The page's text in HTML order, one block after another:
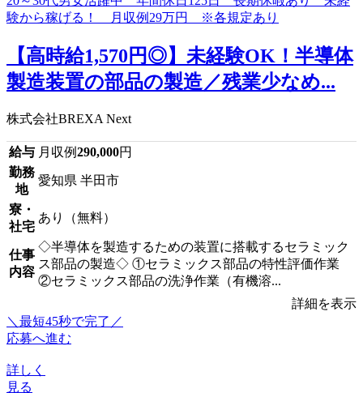
【高時給1,570円◎】未経験OK！半導体
製造装置の部品の製造／残業少なめ...
株式会社BREXA Next
給与 月収例290,000円
勤務
地
愛知県 半田市
寮・
社宅
あり（無料）
仕事
内容
◇半導体を製造するための装置に搭載するセラミック
ス部品の製造◇ ①セラミックス部品の特性評価作業
②セラミックス部品の洗浄作業（有機溶...
詳細を表示
＼最短45秒で完了／
応募へ進む
詳しく
見る